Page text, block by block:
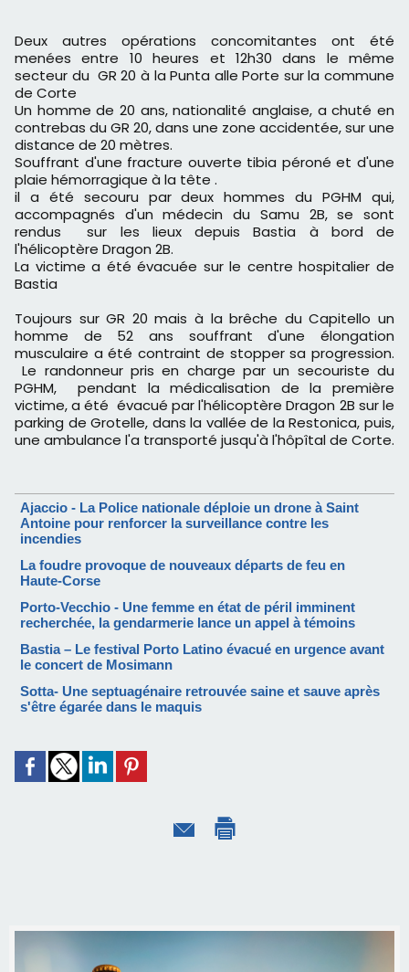
Deux autres opérations concomitantes ont été
menées entre 10 heures et 12h30 dans le même
secteur du GR 20 à la Punta alle Porte sur la commune
de Corte
Un homme de 20 ans, nationalité anglaise, a chuté en
contrebas du GR 20, dans une zone accidentée, sur une
distance de 20 mètres.
Souffrant d'une fracture ouverte tibia péroné et d'une
plaie hémorragique à la tête .
il a été secouru par deux hommes du PGHM qui,
accompagnés d'un médecin du Samu 2B, se sont
rendus sur les lieux depuis Bastia à bord de
l'hélicoptère Dragon 2B.
La victime a été évacuée sur le centre hospitalier de
Bastia
Toujours sur GR 20 mais à la brêche du Capitello un
homme de 52 ans souffrant d'une élongation
musculaire a été contraint de stopper sa progression.
Le randonneur pris en charge par un secouriste du
PGHM, pendant la médicalisation de la première
victime, a été évacué par l'hélicoptère Dragon 2B sur le
parking de Grotelle, dans la vallée de la Restonica, puis,
une ambulance l'a transporté jusqu'à l'hôpîtal de Corte.
Ajaccio - La Police nationale déploie un drone à Saint
Antoine pour renforcer la surveillance contre les
incendies
La foudre provoque de nouveaux départs de feu en
Haute-Corse
Porto-Vecchio - Une femme en état de péril imminent
recherchée, la gendarmerie lance un appel à témoins
Bastia – Le festival Porto Latino évacué en urgence avant
le concert de Mosimann
Sotta- Une septuagénaire retrouvée saine et sauve après
s'être égarée dans le maquis